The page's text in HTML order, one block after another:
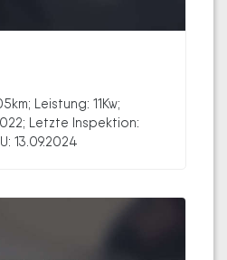
Leistung: 11Kw;
Letzte Inspektion:
13.09.2024